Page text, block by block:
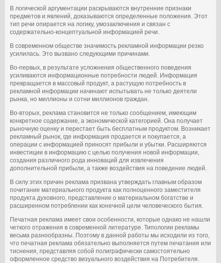
В логической аргументации раскрываются внутренние признаки
предметов и явлений, доказываются определенные положения. Этот
тип речи опирается на логику, умозаключения и связан с
содержательно-концептуальной информацией речи.
В современном обществе значимость рекламной информации резко
усилилась. Это вызвано следующими причинами.
Во-первых, в результате усложнения общественного поведения
усиливаются информационные потребности людей. Информация
превращается в массовый продукт, а растущую потребность в
рекламной информации начинают испытывать не только деятели
рынка, но миллионы и сотни миллионов граждан.
Во-вторых, реклама становится не только сообщением, имеющим
конкретное содержание, а экономической категорией. Она получает
рыночную оценку и перестает быть бесплатным продуктом. Возникает
рекламный рынок, где информация продается и покупается, а
операции с информацией приносят прибыли и убытки. Расширяются
инвестиции в информацию с целью получения новой информации,
создания различного рода инноваций для извлечения
дополнительной прибыли, а также воздействия на поведение людей.
В силу этих причин реклама призвана утверждать главным образом
почитание материального продукта как полноценного заместителя
продукта духовного, представление о материальном богатстве и
расширенном потреблении как конечной цели человеческого бытия.
Печатная реклама имеет свои особенности, которые однако не нашли
четкого отражения в современной литературе. Типологии рекламы
весьма разнообразны. Поэтому в данной работы мы исходили из того,
что печатная реклама обязательно выполняется путем печатания или
тиснения, представляя собой полиграфически самостоятельно
оформленное средство визуального воздействия на Потребителя.